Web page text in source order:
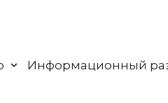
Информационный